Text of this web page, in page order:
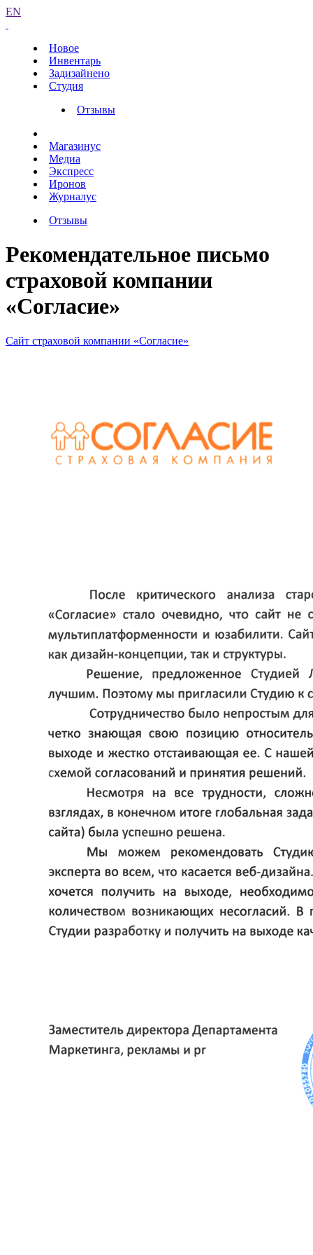
EN
Новое
Инвентарь
Задизайнено
Студия
Отзывы
Магазинус
Медиа
Экспресс
Иронов
Журналус
Отзывы
Рекомендательное письмо
страховой компании
«Согласие»
Сайт страховой компании «Согласие»